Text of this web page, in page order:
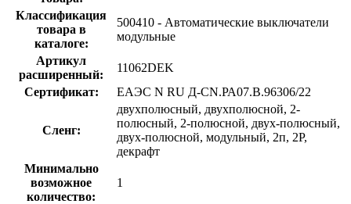
Классификация
товара в
каталоге:
500410 - Автоматические выключатели
модульные
Артикул
расширенный:
11062DEK
Сертификат:
ЕАЭС N RU Д-CN.РА07.В.96306/22
Сленг:
двухполюсный, двухполюсной, 2-
полюсный, 2-полюсной, двух-полюсный,
двух-полюсной, модульный, 2п, 2P,
декрафт
Минимально
возможное
количество:
1